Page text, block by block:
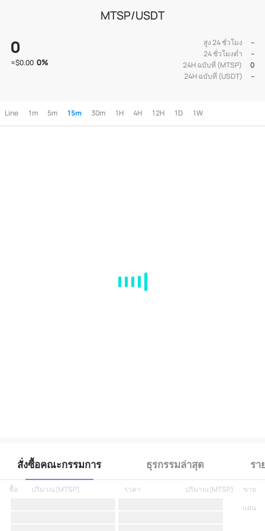
MTSP/USDT
0
≈$0.00 0%
สูง 24 ชั่วโมง
--
24 ชั่วโมงต่ำ
--
24H ฉบับที่ (MTSP)
0
24H ฉบับที่ (USDT)
--
Line 1m 5m 15m 30m 1H 4H 12H 1D 1W
สั่งซื้อคณะกรรมการ ธุรกรรมล่าสุด รา
ซื้อ ปริมาณ(MTSP) ราคา
ขาย
แผ่น
ปริมาณ(MTSP)